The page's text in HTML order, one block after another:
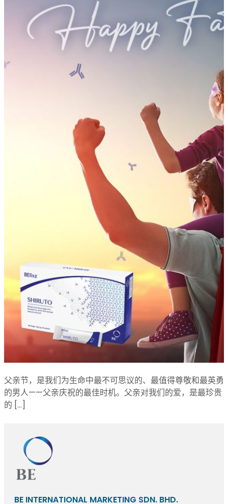
父亲节，是我们为生命中最不可思议的、最值得尊敬和最英勇
的男人——父亲庆祝的最佳时机。父亲对我们的爱，是最珍贵
的 […]
BE INTERNATIONAL MARKETING SDN. BHD.